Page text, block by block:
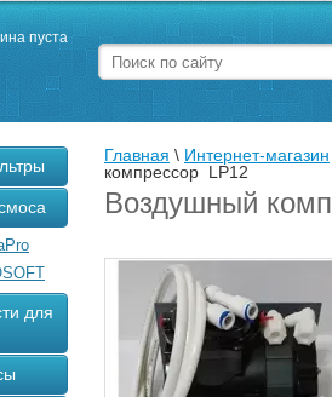
пуста
для
Главная \ Интернет-магазин
компрессор  LP12
Воздушный